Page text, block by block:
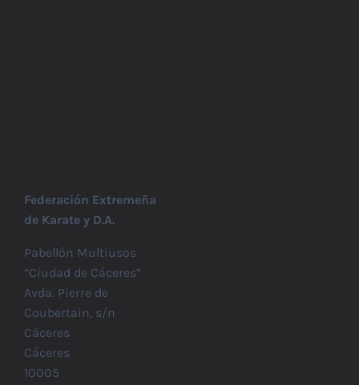
Federación Extremeña
de Karate y D.A.
Pabellón Multiusos
“Ciudad de Cáceres”
Avda. Pierre de
Coubertain, s/n
Cáceres
Cáceres
10005